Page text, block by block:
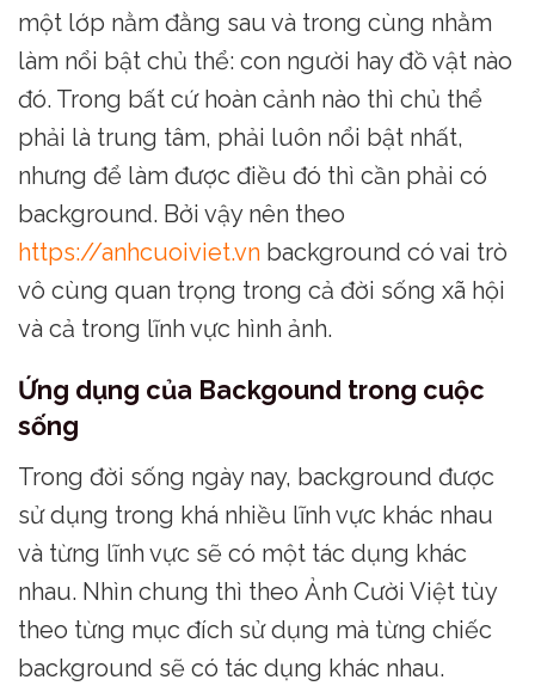
một lớp nằm đằng sau và trong cùng nhằm
làm nổi bật chủ thể: con người hay đồ vật nào
đó. Trong bất cứ hoàn cảnh nào thì chủ thể
phải là trung tâm, phải luôn nổi bật nhất,
nhưng để làm được điều đó thì cần phải có
background. Bởi vậy nên theo
https://anhcuoiviet.vn background có vai trò
vô cùng quan trọng trong cả đời sống xã hội
và cả trong lĩnh vực hình ảnh.
Ứng dụng của Backgound trong cuộc
sống
Trong đời sống ngày nay, background được
sử dụng trong khá nhiều lĩnh vực khác nhau
và từng lĩnh vực sẽ có một tác dụng khác
nhau. Nhìn chung thì theo Ảnh Cười Việt tùy
theo từng mục đích sử dụng mà từng chiếc
background sẽ có tác dụng khác nhau.